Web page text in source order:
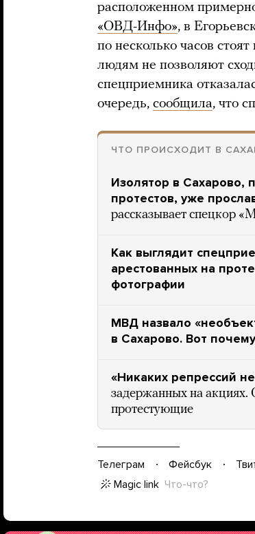
расположенном
«ОВД-Инфо», в
по несколько часов
людям не позволяют
спецприемника
очередь, сообщила, что
ЧТО ПРОИСХОДИТ В
Изолятор в Сахарово,
протестов, уже
рассказывает спецкор
Как выглядит
арестованных на
фотографии
МВД назвало
в Сахарово. Вот почему
«Никаких репрессий
задержанных на акциях.
протестующие
Телеграм Фейсбук
Magic link Что-что?